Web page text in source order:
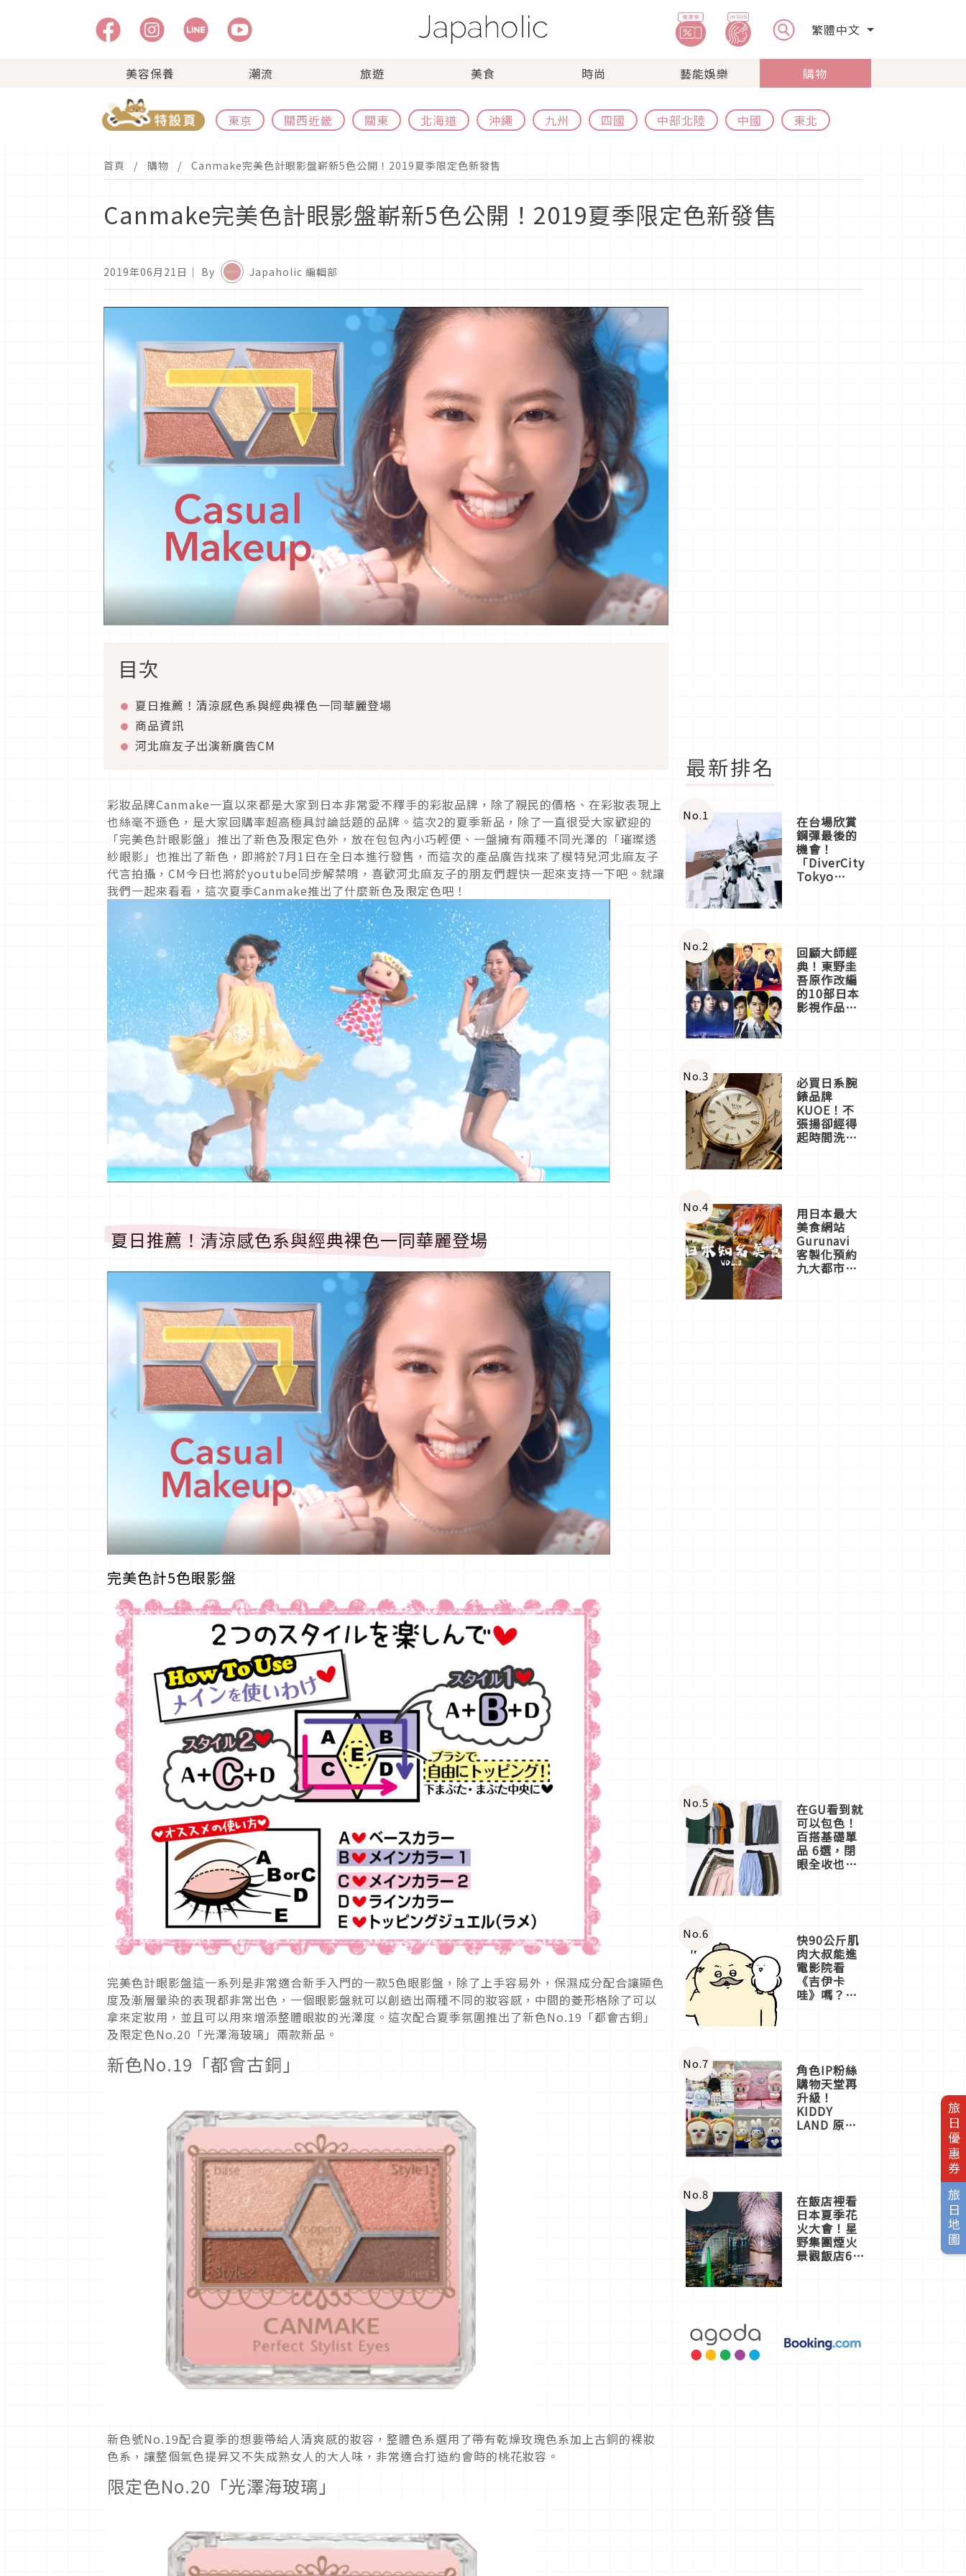
繁體中文
美容保養 潮流 旅遊 美食 時尚 藝能娛樂 購物
東京 關西近畿 關東 北海道 沖繩 九州 四國 中部北陸 中國 東北
旅日優惠券
旅日地圖
首頁 購物 Canmake完美色計眼影盤嶄新5色公開！2019夏季限定色新發售
Canmake完美色計眼影盤嶄新5色公開！2019夏季限定色新發售
2019年06月21日 ｜ By Japaholic 編輯部
目次
夏日推薦！清涼感色系與經典裸色一同華麗登場
商品資訊
河北麻友子出演新廣告CM
彩妝品牌Canmake一直以來都是大家到日本非常愛不釋手的彩妝品牌，除了親民的價格、在彩妝表現上
也絲毫不遜色，是大家回購率超高極具討論話題的品牌。這次2的夏季新品，除了一直很受大家歡迎的
「完美色計眼影盤」推出了新色及限定色外，放在包包內小巧輕便、一盤擁有兩種不同光澤的「璀璨透
紗眼影」也推出了新色，即將於7月1日在全日本進行發售，而這次的產品廣告找來了模特兒河北麻友子
代言拍攝，CM今日也將於youtube同步解禁唷，喜歡河北麻友子的朋友們趕快一起來支持一下吧。就讓
我們一起來看看，這次夏季Canmake推出了什麼新色及限定色吧！
夏日推薦！清涼感色系與經典裸色一同華麗登場
完美色計5色眼影盤
完美色計眼影盤這一系列是非常適合新手入門的一款5色眼影盤，除了上手容易外，保濕成分配合讓顯色
度及漸層暈染的表現都非常出色，一個眼影盤就可以創造出兩種不同的妝容感，中間的菱形格除了可以
拿來定妝用，並且可以用來增添整體眼妝的光澤度。這次配合夏季氛圍推出了新色No.19「都會古銅」
及限定色No.20「光澤海玻璃」兩款新品。
新色No.19「都會古銅」
新色號No.19配合夏季的想要帶給人清爽感的妝容，整體色系選用了帶有乾燥玫瑰色系加上古銅的裸妝
色系，讓整個氣色提昇又不失成熟女人的大人味，非常適合打造約會時的桃花妝容。
限定色No.20「光澤海玻璃」
最新排名
No.1 在台場欣賞
鋼彈最後的
機會！
「DiverCity
Tokyo
體驗
No.2 回顧大師經
典！東野圭
吾原作改編
的10部日本
影視作品推
No.3 必買日系腕
錶品牌
KUOE！不
張揚卻經得
起時間洗鍊
No.4 用日本最大
美食網站
Gurunavi
客製化預約
九大都市餐
No.5 在GU看到就
可以包色！
百搭基礎單
品 6選，閉
眼全收也不
No.6 快90公斤肌
肉大叔能進
電影院看
《吉伊卡
哇》嗎？日
一同給出了
答案
No.7 角色IP粉絲
購物天堂再
升級！
KIDDY
LAND 原宿
店3分即達
No.8 在飯店裡看
日本夏季花
火大會！星
野集團煙火
景觀飯店6